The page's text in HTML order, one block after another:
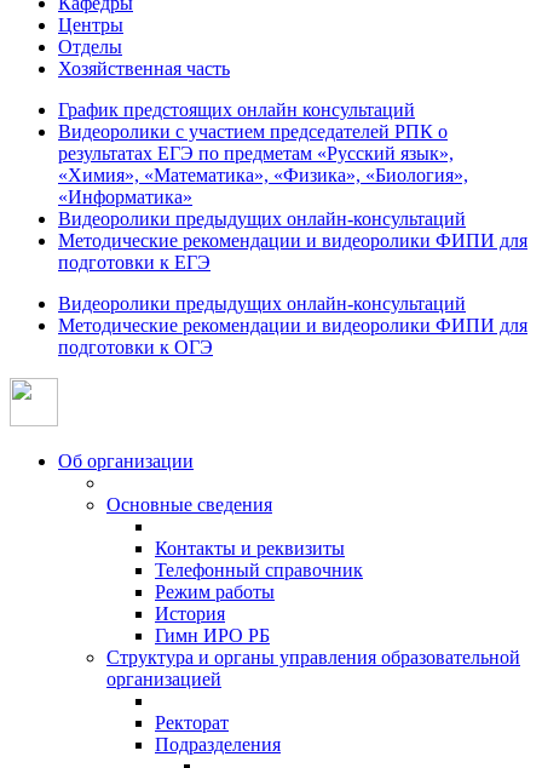
Центры
Отделы
Хозяйственная часть
График предстоящих онлайн консультаций
Видеоролики с участием председателей РПК о
результатах ЕГЭ по предметам «Русский язык»,
«Химия», «Математика», «Физика», «Биология»,
«Информатика»
Видеоролики предыдущих онлайн-консультаций
Методические рекомендации и видеоролики ФИПИ для
подготовки к ЕГЭ
Видеоролики предыдущих онлайн-консультаций
Методические рекомендации и видеоролики ФИПИ для
подготовки к ОГЭ
Об организации
Основные сведения
Контакты и реквизиты
Телефонный справочник
Режим работы
История
Гимн ИРО РБ
Структура и органы управления образовательной
организацией
Ректорат
Подразделения